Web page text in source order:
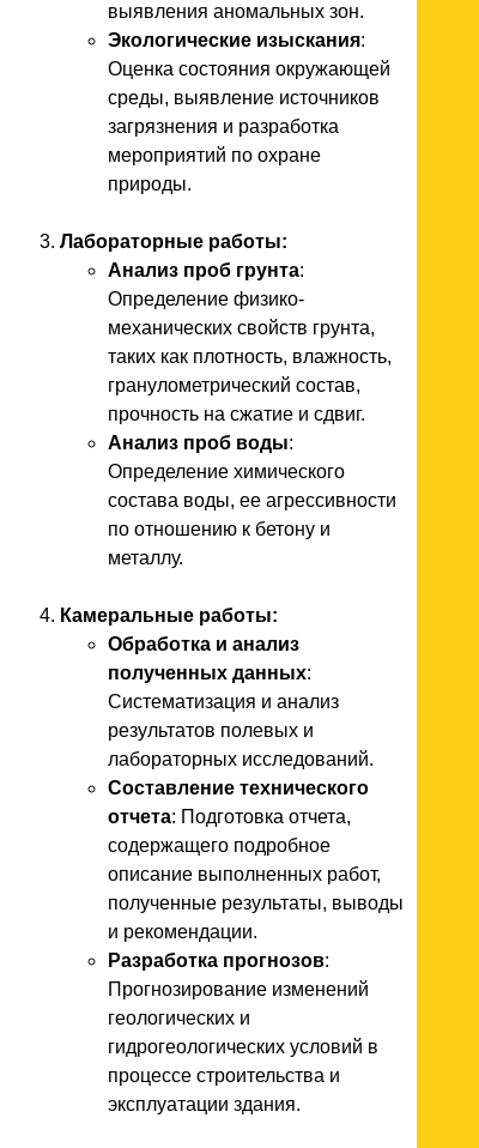
выявления аномальных зон.
Экологические изыскания:
Оценка состояния окружающей
среды, выявление источников
загрязнения и разработка
мероприятий по охране
природы.
Лабораторные работы:
Анализ проб грунта:
Определение физико-
механических свойств грунта,
таких как плотность, влажность,
гранулометрический состав,
прочность на сжатие и сдвиг.
Анализ проб воды:
Определение химического
состава воды, ее агрессивности
по отношению к бетону и
металлу.
Камеральные работы:
Обработка и анализ
полученных данных:
Систематизация и анализ
результатов полевых и
лабораторных исследований.
Составление технического
отчета: Подготовка отчета,
содержащего подробное
описание выполненных работ,
полученные результаты, выводы
и рекомендации.
Разработка прогнозов:
Прогнозирование изменений
геологических и
гидрогеологических условий в
процессе строительства и
эксплуатации здания.